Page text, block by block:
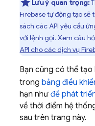
Lưu ý quan trọng:
Firebase tự động tạo sẽ
sách các API yêu cầu
với lệnh gọi. Xem câu
API cho các dịch vụ
Bạn cũng có thể tạo
trong bảng điều
hạn như để phát
về thời điểm hệ
sau trên trang này.